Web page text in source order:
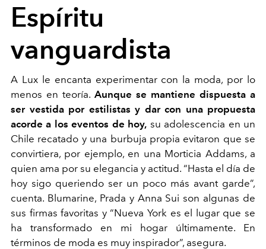
Espíritu
vanguardista
A Lux le encanta experimentar con la moda, por lo
menos en teoría. Aunque se mantiene dispuesta a
ser vestida por estilistas y dar con una propuesta
acorde a los eventos de hoy, su adolescencia en un
Chile recatado y una burbuja propia evitaron que se
convirtiera, por ejemplo, en una Morticia Addams, a
quien ama por su elegancia y actitud. “Hasta el día de
hoy sigo queriendo ser un poco más avant garde”,
cuenta. Blumarine, Prada y Anna Sui son algunas de
sus firmas favoritas y “Nueva York es el lugar que se
ha transformado en mi hogar últimamente. En
términos de moda es muy inspirador”, asegura.